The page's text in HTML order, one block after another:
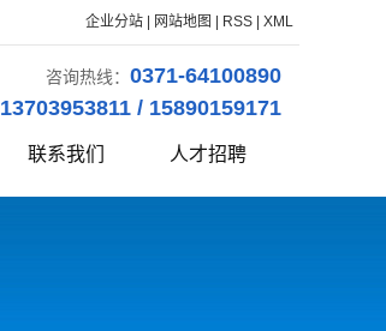
企业分站 网站地图 RSS XML
咨询热线： 0371-64100890
13703953811 / 15890159171
联系我们 人才招聘